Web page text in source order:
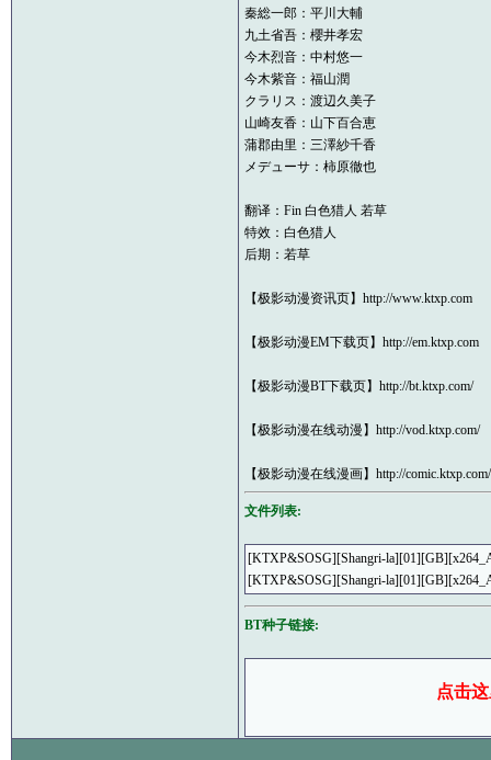
秦総一郎：平川大輔
九土省吾：櫻井孝宏
今木烈音：中村悠一
今木紫音：福山潤
クラリス：渡辺久美子
山崎友香：山下百合恵
蒲郡由里：三澤紗千香
メデューサ：柿原徹也
翻译：Fin 白色猎人 若草
特效：白色猎人
后期：若草
【极影动漫资讯页】http://www.ktxp.com
【极影动漫EM下载页】http://em.ktxp.com
【极影动漫BT下载页】http://bt.ktxp.com/
【极影动漫在线动漫】http://vod.ktxp.com/
【极影动漫在线漫画】http://comic.ktxp.com/
文件列表:
[KTXP&SOSG][Shangri-
[KTXP&SOSG][Shangri-
BT种子链接:
点击